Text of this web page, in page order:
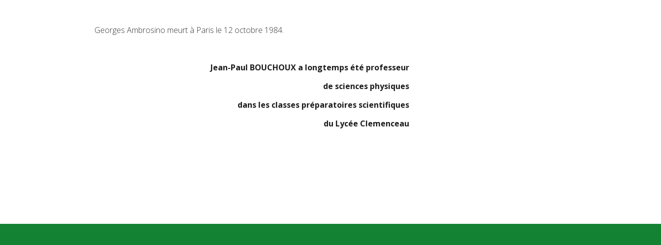
Georges Ambrosino meurt à Paris le 12 octobre 1984.
Jean-Paul BOUCHOUX a longtemps été professeur
de sciences physiques
dans les classes préparatoires scientifiques
du Lycée Clemenceau